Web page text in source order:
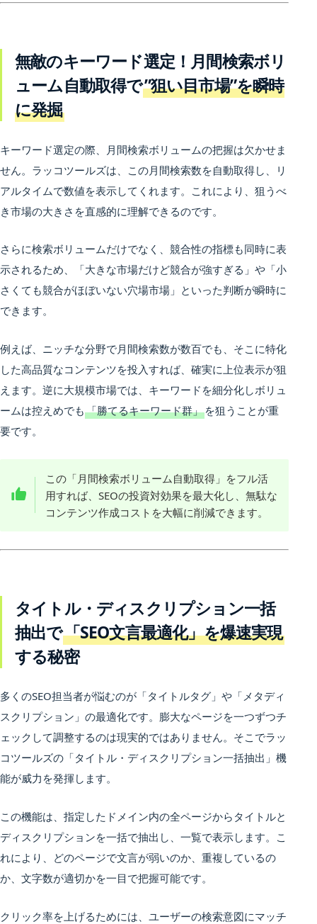
無敵のキーワード選定！月間検索ボリ
ューム自動取得で”狙い目市場”を瞬時
に発掘
キーワード選定の際、月間検索ボリュームの把握は欠かせま
せん。ラッコツールズは、この月間検索数を自動取得し、リ
アルタイムで数値を表示してくれます。これにより、狙うべ
き市場の大きさを直感的に理解できるのです。
さらに検索ボリュームだけでなく、競合性の指標も同時に表
示されるため、「大きな市場だけど競合が強すぎる」や「小
さくても競合がほぼいない穴場市場」といった判断が瞬時に
できます。
例えば、ニッチな分野で月間検索数が数百でも、そこに特化
した高品質なコンテンツを投入すれば、確実に上位表示が狙
えます。逆に大規模市場では、キーワードを細分化しボリュ
ームは控えめでも 「勝てるキーワード群」 を狙うことが重
要です。
この「月間検索ボリューム自動取得」をフル活
用すれば、SEOの投資対効果を最大化し、無駄な
コンテンツ作成コストを大幅に削減できます。
タイトル・ディスクリプション一括
抽出で「SEO文言最適化」を爆速実現
する秘密
多くのSEO担当者が悩むのが「タイトルタグ」や「メタディ
スクリプション」の最適化です。膨大なページを一つずつチ
ェックして調整するのは現実的ではありません。そこでラッ
コツールズの「タイトル・ディスクリプション一括抽出」機
能が威力を発揮します。
この機能は、指定したドメイン内の全ページからタイトルと
ディスクリプションを一括で抽出し、一覧で表示します。こ
れにより、どのページで文言が弱いのか、重複しているの
か、文字数が適切かを一目で把握可能です。
クリック率を上げるためには、ユーザーの検索意図にマッチ